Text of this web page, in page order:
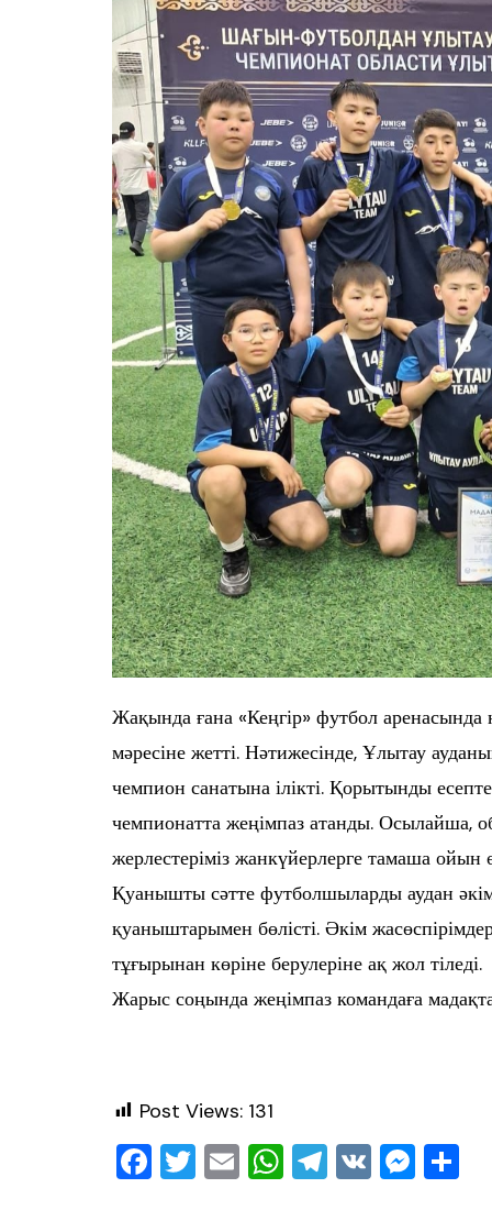
Жақында ғана «Кеңгір» футбол аренасында
мәресіне жетті. Нәтижесінде, Ұлытау
чемпион санатына ілікті. Қорытынды
чемпионатта жеңімпаз атанды. Осылайша,
жерлестеріміз жанкүйерлерге тамаша ойын
Қуанышты сәтте футболшыларды аудан
қуаныштарымен бөлісті. Әкім
тұғырынан көріне берулеріне ақ жол тіледі.
Жарыс соңында жеңімпаз командаға
Post Views: 131
F T E W T V M